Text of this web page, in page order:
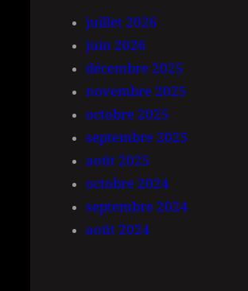
juillet 2026
juin 2026
décembre 2025
novembre 2025
octobre 2025
septembre 2025
août 2025
octobre 2024
septembre 2024
août 2024